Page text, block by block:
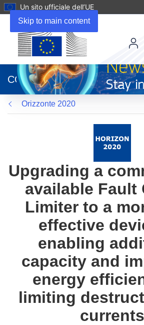
Skip to main content
Un sito ufficiale dell’UE
apre
in
una
nuova
finestra)
CORDIS
Orizzonte 2020
Upgrading a
available Fault
Limiter to a
effective
enabling
capacity and
energy
limiting
currents